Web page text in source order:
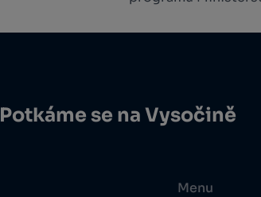
Potkáme se na Vysočině
Menu